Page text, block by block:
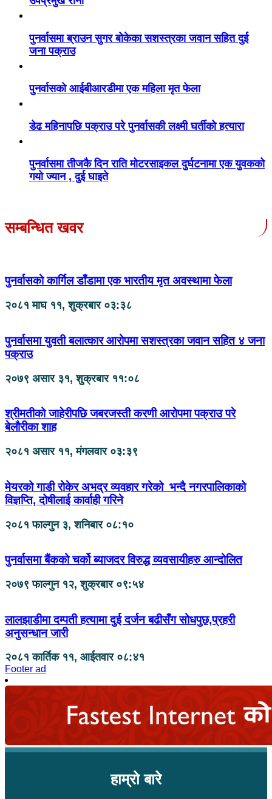
पुनर्वासमा ब्राउन सुगर बोकेका सशस्त्रका जवान सहित दुई
जना पक्राउ
पुनर्वासको आईबीआरडीमा एक महिला मृत फेला
डेढ महिनापछि पक्राउ परे पुनर्वासकी लक्ष्मी घर्तीको हत्यारा
पुनर्वासमा तीजकै दिन राति मोटरसाइकल दुर्घटनामा एक युवकको
गयो ज्यान , दुई घाइते
सम्बन्धित खवर
पुनर्वासको कार्गिल डाँडामा एक भारतीय मृत अवस्थामा फेला
२०८१ माघ ११, शुक्रबार ०३:३८
पुनर्वासमा युवती बलात्कार आरोपमा सशस्त्रका जवान सहित ४ जना
पक्राउ
२०७९ असार ३१, शुक्रबार ११:०८
श्रीमतीको जाहेरीपछि जबरजस्ती करणी आरोपमा पक्राउ परे
बेलौरीका शाह
२०८१ असार ११, मंगलवार ०३:३९
मेयरको गाडी रोकेर अभद्र व्यवहार गरेको भन्दै नगरपालिकाको
विज्ञप्ति, दोषीलाई कार्वाही गरिने
२०८१ फाल्गुन ३, शनिबार ०८:१०
पुनर्वासमा बैंकको चर्को ब्याजदर विरुद्ध व्यवसायीहरु आन्दोलित
२०७९ फाल्गुन १२, शुक्रबार ०९:५४
लालझाडीमा दम्पती हत्यामा दुई दर्जन बढीसँग सोधपुछ,प्रहरी
अनुसन्धान जारी
२०८१ कार्तिक ११, आईतवार ०८:४१
Footer ad
हाम्रो बारे